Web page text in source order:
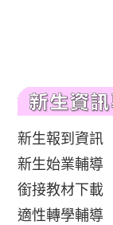
新生報到資訊
新生始業輔導
銜接教材下載
適性轉學輔導